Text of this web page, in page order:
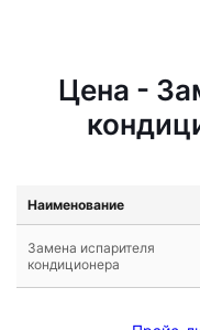
Цена -
Наименование
Замена испарителя
кондиционера